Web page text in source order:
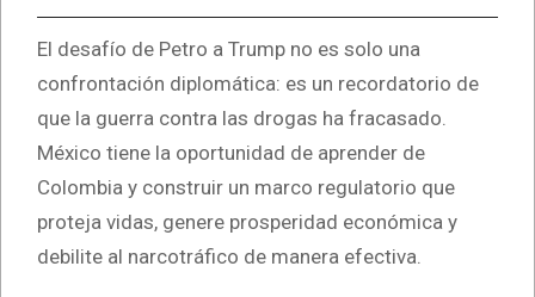
El desafío de Petro a Trump no es solo una
confrontación diplomática: es un recordatorio de
que la guerra contra las drogas ha fracasado.
México tiene la oportunidad de aprender de
Colombia y construir un marco regulatorio que
proteja vidas, genere prosperidad económica y
debilite al narcotráfico de manera efectiva.